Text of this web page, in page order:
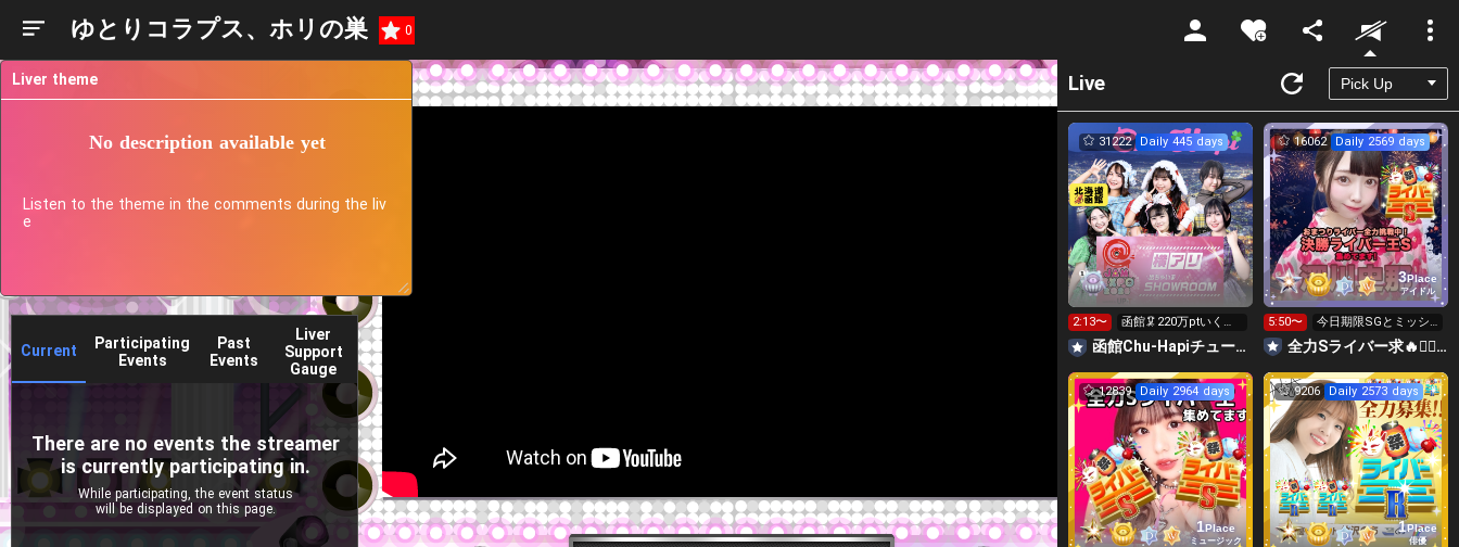
ゆとりコラプス、ホリの巣 0
Unmute
Current
Participating
Events
Past
Events
Liver
Support
Gauge
There are no events the streamer
is currently participating in.
While participating, the event status
will be displayed on this page.
Liver theme
No description available yet
Listen to the theme in the comments during the liv
e
Live
31222 Daily 445 days
2:13〜
函館🦑220万ptいく
ぞ！
函館Chu-Hapiチューハピ🌈
3Place
アイドル
16062 Daily 2569 days
5:50〜
今日期限SGとミッシ
ョン無料Sライバー求
❤️‍🔥
全力Sライバー求🔥❤️‍🔥147cm深川史那のルーム🐸🎈
1Place
ミュージック
12839 Daily 2964 days
1Place
俳優
9206 Daily 2573 days